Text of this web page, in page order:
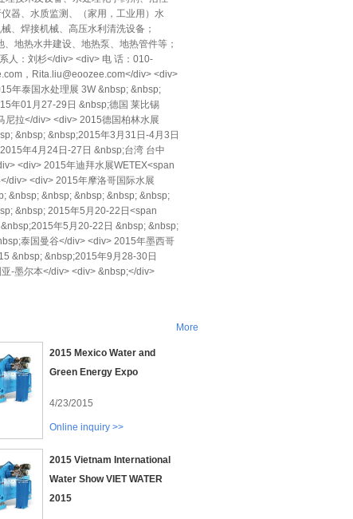
器、水质监测、（家用，工业用）水
、焊接机械、高压水利清洗设备；
地热水井建设、地热泵、地热管件等；
人：刘杉</div> <div> 电 话：010-
，Rita.liu@eoozee.com</div> <div>
年泰国水处理展 3W &nbsp; &nbsp;
年01月27-29日 &nbsp;德国 莱比锡
拉</div> <div> 2015德国柏林水展
&nbsp; &nbsp;2015年3月31日-4月3日
年4月24日-27日 &nbsp;台湾 台中
<div> 2015年迪拜水展WETEX<span
div> <div> 2015年摩洛哥国际水展
&nbsp; &nbsp; &nbsp; &nbsp; &nbsp;
&nbsp; 2015年5月20-22日<span
年5月20-22日 &nbsp; &nbsp;
泰国曼谷</div> <div> 2015年墨西哥
&nbsp; &nbsp;2015年9月28-30日
-墨尔本</div> <div> &nbsp;</div>
More
2015 Mexico Water and
Green Energy Expo
4/23/2015
Online inquiry >>
2015 Vietnam International
Water Show VIET WATER
2015